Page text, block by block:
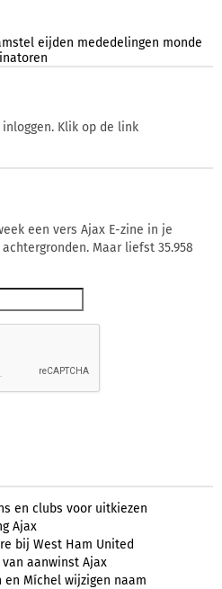
eijden mededelingen monde
Klik op de link
een vers Ajax E-zine in je
Maar liefst 35.958
en clubs voor uitkiezen
Ajax
bij West Ham United
aanwinst Ajax
en Míchel wijzigen naam